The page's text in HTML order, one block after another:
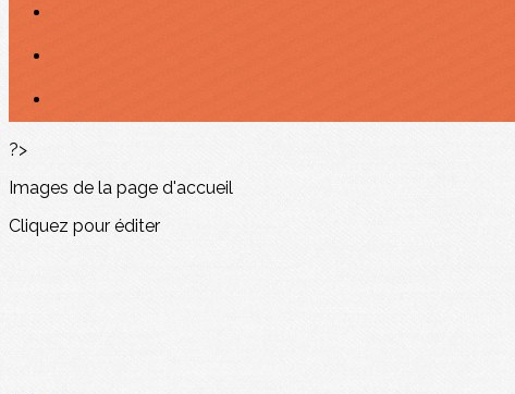
?>
Images de la page d'accueil
Cliquez pour éditer